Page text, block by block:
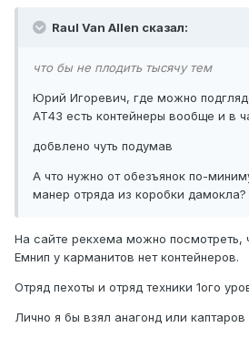
Raul Van Allen сказал:
что бы не плодить тысячу тем
Юрий Игоревич, где можно
АТ43 есть контейнеры вообще и в
добвлено чуть подумав
А что нужно от обезъянок по-
манер отряда из коробки дамокла?
На сайте рекхема можно посмотреть,
Емнип у карманитов нет контейнеров.
Отряд пехоты и отряд техники 1ого
Лично я бы взял анагонд или